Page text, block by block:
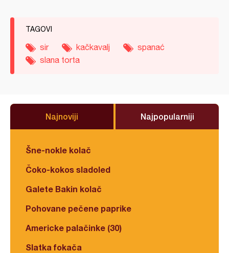
TAGOVI
sir kačkavalj
spanać
slana torta
Najnoviji Najpopularniji
Šne-nokle kolač
Čoko-kokos sladoled
Galete Bakin kolač
Pohovane pečene paprike
Americke palačinke (30)
Slatka fokača